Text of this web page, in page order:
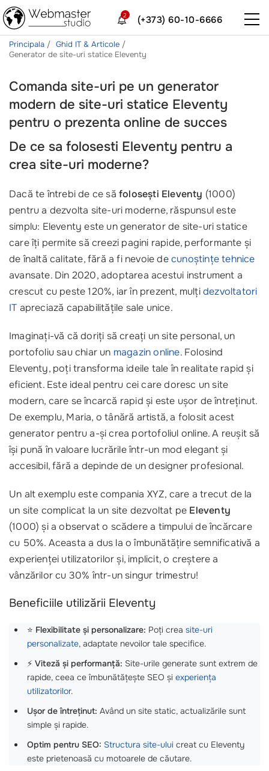
(+373) 60-10-6666
2
Principala
Ghid IT & Articole
Generator de site-uri statice Eleventy
Comanda site-uri pe un generator
modern de site-uri statice Eleventy
pentru o prezenta online de succes
De ce sa folosesti Eleventy pentru a
crea site-uri moderne?
Dacă te întrebi de ce să folosești Eleventy (1000)
pentru a dezvolta site-uri moderne, răspunsul este
simplu: Eleventy este un generator de site-uri statice
care îți permite să creezi pagini rapide, performante și
de înaltă calitate, fără a fi nevoie decunoștințe tehnice
avansate. Din 2020, adoptarea acestui instrument a
crescut cu peste 120%, iar în prezent, mulțidezvoltatori
IT apreciază capabilitățile sale unice.
Imaginați-vă că doriți să creați un site personal, un
portofoliu sau chiar un magazin online. Folosind
Eleventy, poți transforma ideile tale în realitate rapid și
eficient. Este ideal pentru cei care doresc un site
modern, care se încarcă rapid și este ușor de întreținut.
De exemplu, Maria, o tânără artistă, a folosit acest
generator pentru a-și crea portofoliul online. A reușit să
își pună în valoare lucrările într-un mod elegant și
accesibil, fără a depinde de un designer profesional.
Un alt exemplu este compania XYZ, care a trecut de la
un site complicat la un site dezvoltat pe Eleventy
(1000) și a observat o scădere a timpului de încărcare
cu 50%. Aceasta a dus la o îmbunătățire semnificativă a
experienței utilizatorilor și, implicit, o creștere a
vânzărilor cu 30% într-un singur trimestru!
Beneficiile utilizării Eleventy
⭐ Flexibilitate și personalizare: Poți crea site-uri
personalizate, adaptate nevoilor tale specifice.
⚡ Viteză și performanță: Site-urile generate sunt extrem de
rapide, ceea ce îmbunătățește SEO și experiența
utilizatorilor.
Ușor de întreținut: Având un site static, actualizările sunt
simple și rapide.
Optim pentru SEO: Structura site-ului creat cu Eleventy
este prietenoasă cu motoarele de căutare.